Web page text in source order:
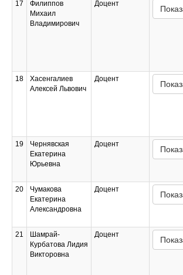
17
Филиппов
Михаил
Владимирович
Доцент
18
Хасенгалиев
Алексей Львович
Доцент
19
Чернявская
Екатерина
Юрьевна
Доцент
20
Чумакова
Екатерина
Александровна
Доцент
21
Шамрай-
Курбатова Лидия
Викторовна
Доцент